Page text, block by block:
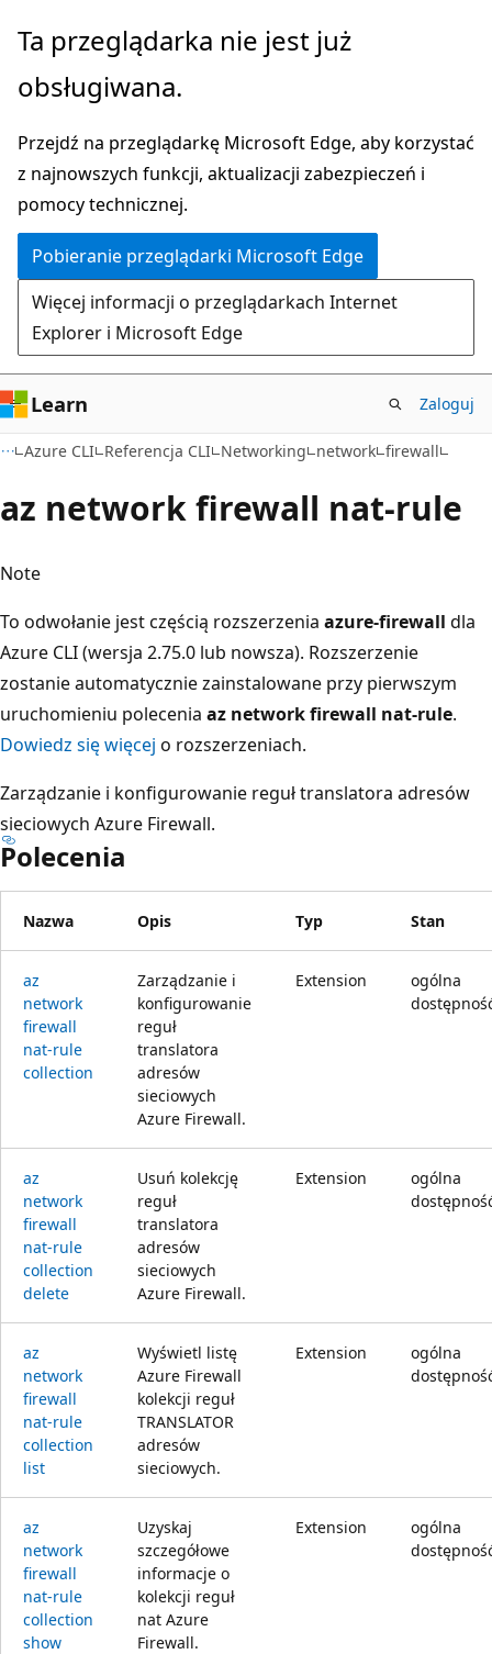
Przejdź
głównej
Przejdź
nawigacji
stronie
Ta przeglądarka nie jest już
obsługiwana.
Przejdź na przeglądarkę Microsoft Edge, aby korzystać
z najnowszych funkcji, aktualizacji zabezpieczeń i
pomocy technicznej.
Pobieranie przeglądarki Microsoft Edge
Więcej informacji o przeglądarkach Internet
Explorer i Microsoft Edge
Learn Zaloguj
Azure CLI Referencja CLI Networking network firewall
az network firewall nat-rule
Note
To odwołanie jest częścią rozszerzenia azure-firewall dla
Azure CLI (wersja 2.75.0 lub nowsza). Rozszerzenie
zostanie automatycznie zainstalowane przy pierwszym
uruchomieniu polecenia az network firewall nat-rule.
Dowiedz się więcej o rozszerzeniach.
Zarządzanie i konfigurowanie reguł translatora adresów
sieciowych Azure Firewall.
Polecenia
Nazwa Opis Typ Stan
az
network
firewall
nat-rule
collection
Zarządzanie i
konfigurowanie
reguł
translatora
adresów
sieciowych
Azure Firewall.
Extension
ogólna
az
network
firewall
nat-rule
collection
delete
Usuń kolekcję
reguł
translatora
adresów
sieciowych
Azure Firewall.
Extension
ogólna
az
network
firewall
nat-rule
collection
list
Wyświetl listę
Azure Firewall
kolekcji reguł
TRANSLATOR
adresów
sieciowych.
Extension
ogólna
az
network
firewall
nat-rule
collection
show
Uzyskaj
szczegółowe
informacje o
kolekcji reguł
nat Azure
Firewall.
Extension
ogólna